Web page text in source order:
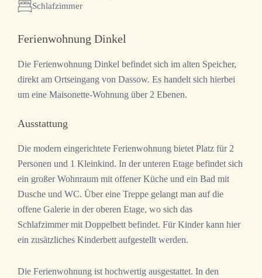
Schlafzimmer
Ferienwohnung Dinkel
Die Ferienwohnung Dinkel befindet sich im alten Speicher,
direkt am Ortseingang von Dassow. Es handelt sich hierbei
um eine Maisonette-Wohnung über 2 Ebenen.
Ausstattung
Die modern eingerichtete Ferienwohnung bietet Platz für 2
Personen und 1 Kleinkind. In der unteren Etage befindet sich
ein großer Wohnraum mit offener Küche und ein Bad mit
Dusche und WC. Über eine Treppe gelangt man auf die
offene Galerie in der oberen Etage, wo sich das
Schlafzimmer mit Doppelbett befindet. Für Kinder kann hier
ein zusätzliches Kinderbett aufgestellt werden.
Die Ferienwohnung ist hochwertig ausgestattet. In den